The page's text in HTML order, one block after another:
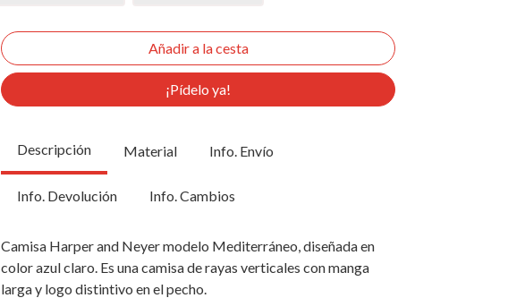
¡Pídelo ya!
Descripción Material Info. Envío
Info. Devolución Info. Cambios
Camisa Harper and Neyer modelo Mediterráneo, diseñada en
color azul claro. Es una camisa de rayas verticales con manga
larga y logo distintivo en el pecho.